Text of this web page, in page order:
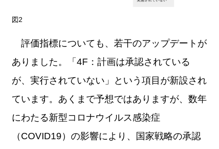
図2
評価指標についても、若干のアップデートが
ありました。「4F：計画は承認されている
が、実行されていない」という項目が新設され
ています。あくまで予想ではありますが、数年
にわたる新型コロナウイルス感染症
（COVID19）の影響により、国家戦略の承認